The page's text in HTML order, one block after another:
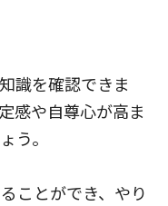
識を確認できま
感や自尊心が高ま
う。
ことができ、やり